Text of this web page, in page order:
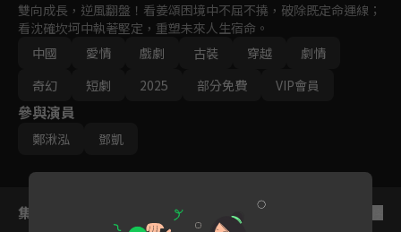
雙向成長，逆風翻盤！看姜頌困境中不屈不撓，破除既定命運線；
看沈確坎坷中執著堅定，重塑未來人生宿命。
中國
愛情 戲劇 古裝 穿越
劇情
奇幻
短劇 2025 部分免費 VIP會員
參與演員
鄭湫泓 鄧凱
集數列表